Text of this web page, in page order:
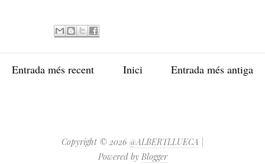
Entrada més recent Entrada més antiga
Inici
Copyright © 2026 @ALBERTLLUECA
Powered by Blogger